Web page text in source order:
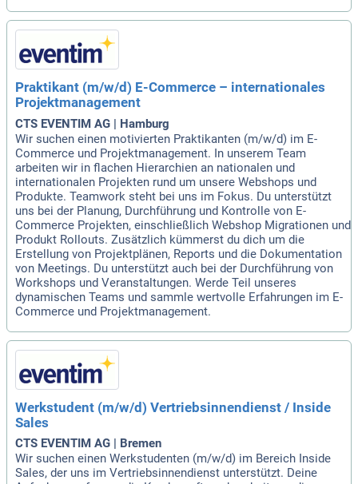
Praktikant (m/w/d) E-Commerce – internationales
Projektmanagement
CTS EVENTIM AG | Hamburg
Wir suchen einen motivierten Praktikanten (m/w/d) im E-
Commerce und Projektmanagement. In unserem Team
arbeiten wir in flachen Hierarchien an nationalen und
internationalen Projekten rund um unsere Webshops und
Produkte. Teamwork steht bei uns im Fokus. Du unterstützt
uns bei der Planung, Durchführung und Kontrolle von E-
Commerce Projekten, einschließlich Webshop Migrationen und
Produkt Rollouts. Zusätzlich kümmerst du dich um die
Erstellung von Projektplänen, Reports und die Dokumentation
von Meetings. Du unterstützt auch bei der Durchführung von
Workshops und Veranstaltungen. Werde Teil unseres
dynamischen Teams und sammle wertvolle Erfahrungen im E-
Commerce und Projektmanagement.
Werkstudent (m/w/d) Vertriebsinnendienst / Inside
Sales
CTS EVENTIM AG | Bremen
Wir suchen einen Werkstudenten (m/w/d) im Bereich Inside
Sales, der uns im Vertriebsinnendienst unterstützt. Deine